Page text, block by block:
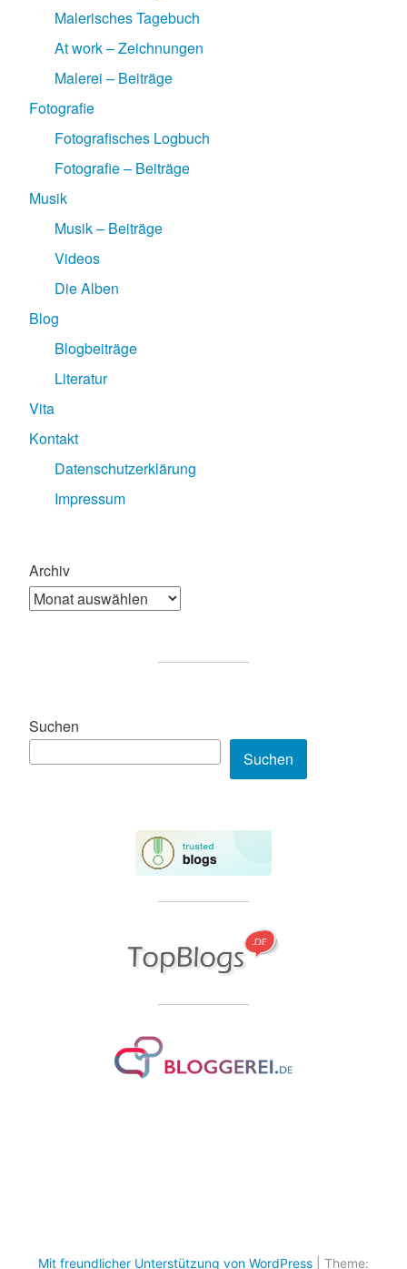
Malerisches Tagebuch
At work – Zeichnungen
Malerei – Beiträge
Fotografie
Fotografisches Logbuch
Fotografie – Beiträge
Musik
Musik – Beiträge
Videos
Die Alben
Blog
Blogbeiträge
Literatur
Vita
Kontakt
Datenschutzerklärung
Impressum
Archiv
Suchen
Suchen
Mit freundlicher Unterstützung von WordPress Theme: